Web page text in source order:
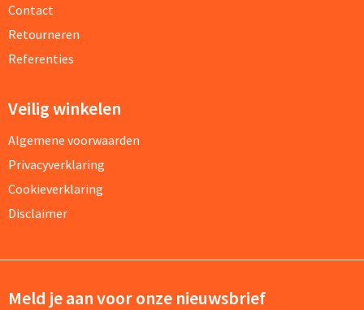
Contact
Retourneren
Referenties
Veilig winkelen
Algemene voorwaarden
Privacyverklaring
Cookieverklaring
Disclaimer
Meld je aan voor onze nieuwsbrief